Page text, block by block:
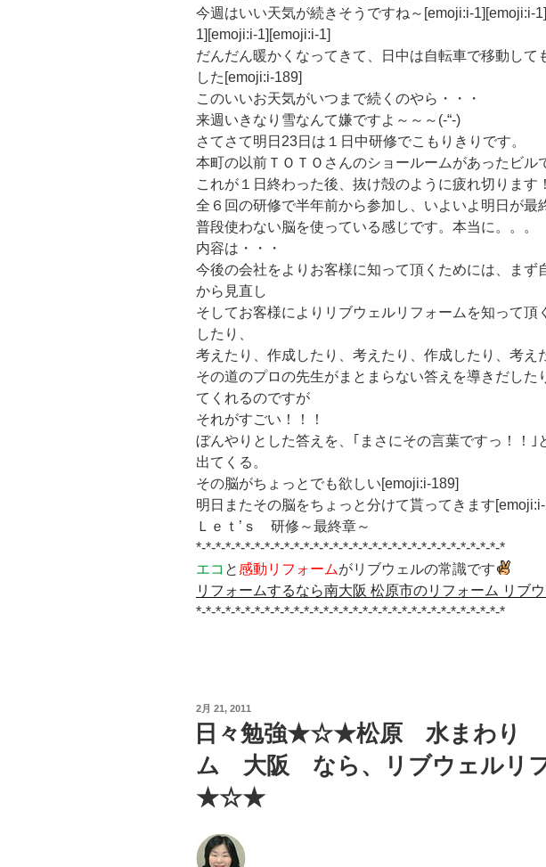
今週はいい天気が続きそうですね～[emoji:i-1][emoji:i-
1][emoji:i-1][emoji:i-1]
だんだん暖かくなってきて、日中は自転車で移動して
した[emoji:i-189]
このいいお天気がいつまで続くのやら・・・
来週いきなり雪なんて嫌ですよ～～～(-“-)
さてさて明日23日は１日中研修でこもりきりです。
本町の以前ＴＯＴＯさんのショールームがあったビル
これが１日終わった後、抜け殻のように疲れ切ります
全６回の研修で半年前から参加し、いよいよ明日が最
普段使わない脳を使っている感じです。本当に。。。
内容は・・・
今後の会社をよりお客様に知って頂くためには、まず
から見直し
そしてお客様によりリブウェルリフォームを知って頂
したり、
考えたり、作成したり、考えたり、作成したり、考え
その道のプロの先生がまとまらない答えを導きだした
てくれるのですが
それがすごい！！！
ぼんやりとした答えを、｢まさにその言葉ですっ！！｣
出てくる。
その脳がちょっとでも欲しい[emoji:i-189]
明日またその脳をちょっと分けて貰ってきます
Ｌｅｔ’ｓ 研修～最終章～
*-*-*-*-*-*-*-*-*-*-*-*-*-*-*-*-*-*-*-*-*-*-*-*-*-*-*-*-*-*-*-*
エコ と感動リフォームがリブウェルの常識です
リフォームするなら南大阪 松原市のリフォーム リブ
*-*-*-*-*-*-*-*-*-*-*-*-*-*-*-*-*-*-*-*-*-*-*-*-*-*-*-*-*-*-*-*
投
稿
日:
2月 21, 2011
日々勉強★☆★松原 水まわり
ム 大阪 なら、リブウェルリ
★☆★